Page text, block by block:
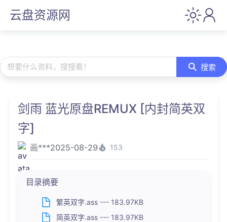
云盘资源网
想要什么资料，搜搜看！ 搜索
剑雨 蓝光原盘REMUX [内封简英双
字]
画***2025-08-29 153
目录摘要
繁英双字.ass --- 183.97KB
简英双字.ass --- 183.97KB